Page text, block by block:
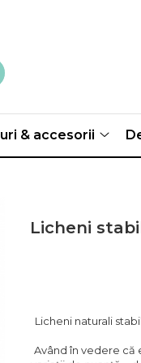
& accesorii
Licheni
Licheni naturali
Având în vedere că